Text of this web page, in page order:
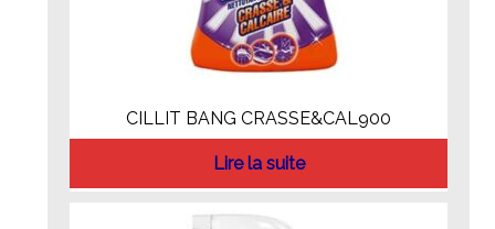
CILLIT BANG CRASSE&CAL900
Lire la suite